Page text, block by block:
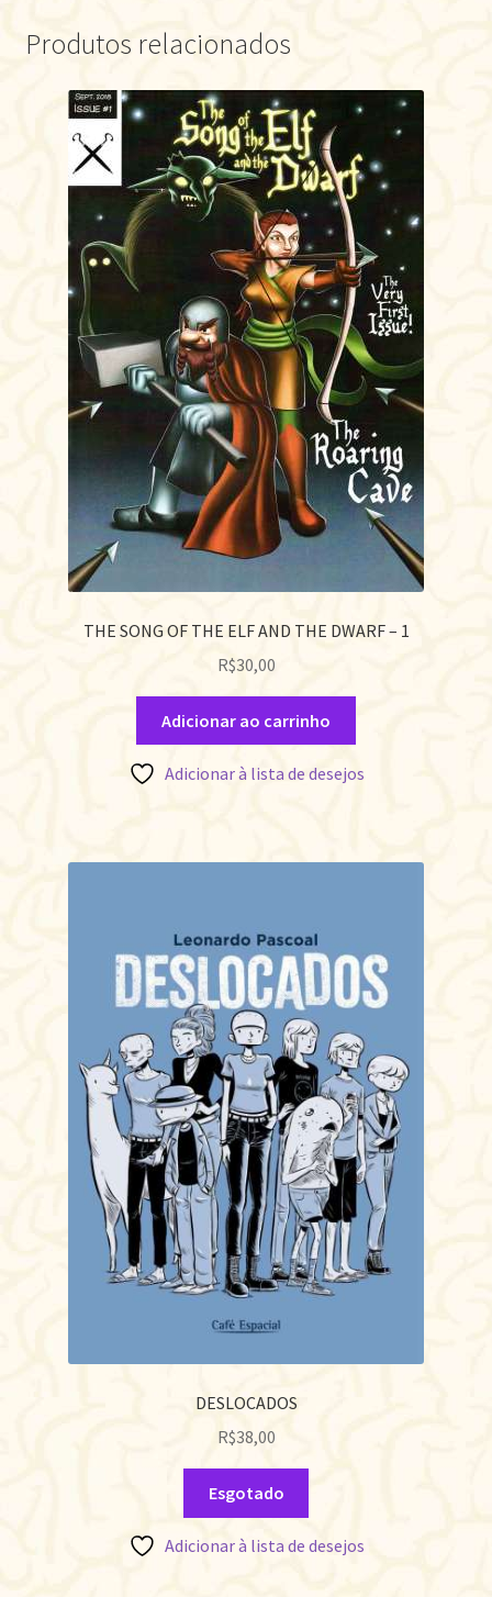
Produtos relacionados
THE SONG OF THE ELF AND THE DWARF – 1
R$30,00
Adicionar ao carrinho
Adicionar à lista de desejos
DESLOCADOS
R$38,00
Esgotado
Adicionar à lista de desejos